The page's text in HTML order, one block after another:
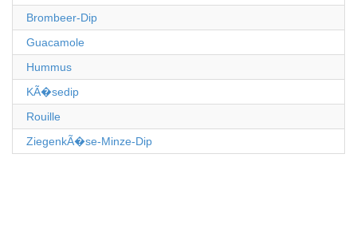
Brombeer-Dip
Guacamole
Hummus
KÃ�sedip
Rouille
ZiegenkÃ�se-Minze-Dip